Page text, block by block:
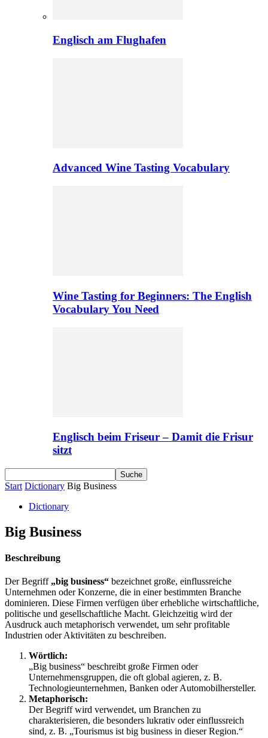
Englisch am Flughafen
Advanced Wine Tasting Vocabulary
Wine Tasting for Beginners: The English
Vocabulary You Need
Englisch beim Friseur – Damit die Frisur
sitzt
Start Dictionary Big Business
Dictionary
Big Business
Beschreibung
Der Begriff „big business“ bezeichnet große, einflussreiche
Unternehmen oder Konzerne, die in einer bestimmten Branche
dominieren. Diese Firmen verfügen über erhebliche wirtschaftliche,
politische und gesellschaftliche Macht. Gleichzeitig wird der
Ausdruck auch metaphorisch verwendet, um sehr profitable
Industrien oder Aktivitäten zu beschreiben.
Wörtlich:
„Big business“ beschreibt große Firmen oder
Unternehmensgruppen, die oft global agieren, z. B.
Technologieunternehmen, Banken oder Automobilhersteller.
Metaphorisch:
Der Begriff wird verwendet, um Branchen zu
charakterisieren, die besonders lukrativ oder einflussreich
sind, z. B. „Tourismus ist big business in dieser Region.“